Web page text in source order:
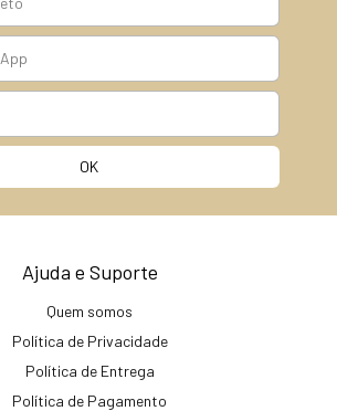
Ajuda e Suporte
Quem somos
Política de Privacidade
Política de Entrega
Política de Pagamento